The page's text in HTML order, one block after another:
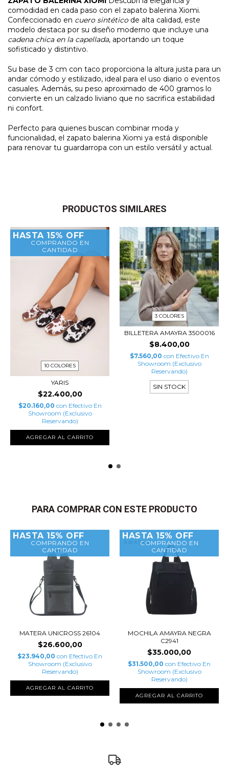
comodidad en cada paso con el zapato balerina Xiomi.
Confeccionado en cuero sintéticode alta calidad, este
modelo destaca por su diseño moderno que incluye una
cadena chica en la capellada, aportando un toque
sofisticado y distintivo.
Su base de 3 cm con taco proporciona la altura justa para un
andar cómodo y estilizado, ideal para el uso diario o eventos
casuales. Además, su peso aproximado de 400 gramos lo
convierte en un calzado liviano que no sacrifica estabilidad
ni confort.
Perfecto para quienes buscan combinar moda y
funcionalidad, el zapato balerina Xiomi ya está disponible
para renovar tu guardarropa con un estilo versátil y actual.
PRODUCTOS SIMILARES
HASTA 15% OFF
COMPRANDO EN
CANTIDAD
10 COLORES
YARIS
$22.400,00
$20.160,00 con Efectivo En
Showroom (Exclusivo
Reservando)
AGREGAR AL CARRITO
3 COLORES
BILLETERA AMAYRA 3500016
$8.400,00
$7.560,00 con Efectivo En
Showroom (Exclusivo
Reservando)
SIN STOCK
PARA COMPRAR CON ESTE PRODUCTO
HASTA 15% OFF
COMPRANDO EN
CANTIDAD
MATERA UNICROSS 26104
$26.600,00
$23.940,00 con Efectivo En
Showroom (Exclusivo
Reservando)
AGREGAR AL CARRITO
HASTA 15% OFF
COMPRANDO EN
CANTIDAD
MOCHILA AMAYRA NEGRA
C2941
$35.000,00
$31.500,00 con Efectivo En
Showroom (Exclusivo
Reservando)
AGREGAR AL CARRITO